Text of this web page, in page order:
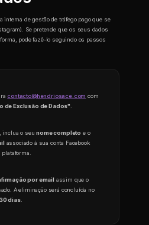
interna de gestão de tráfego pago que se
Se pretende que os seus dados
pode fazê-lo seguindo os passos
contacto@hendriosace.com com
de Exclusão de Dados"
inclua o seunome completo e o
associado à sua conta Facebook
por emailassim que o
A eliminação será concluída no
30 dias.